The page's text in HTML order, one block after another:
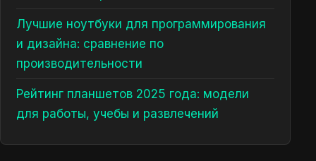
Лучшие ноутбуки для программирования
и дизайна: сравнение по
производительности
Рейтинг планшетов 2025 года: модели
для работы, учебы и развлечений